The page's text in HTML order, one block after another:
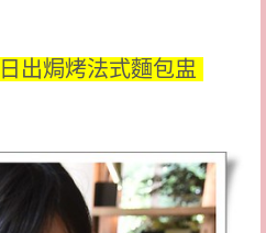
日出焗烤法式麵包盅